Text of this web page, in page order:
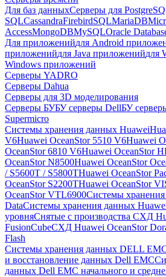
Для баз данныхСерверы для
SQLCassandraFirebirdSQLMariaDB
AccessMongoDBMySQLOracle
Для приложенийдля Android
приложенийдля Java приложенийдля
Windows приложений
Серверы YADRO
Серверы Dahua
Серверы для 3D моделирования
Серверы БУБУ серверы DellБУ
Supermicro
Системы хранения данных Huawei
V6Huawei OceanStor 5510 V6Huawei
OceanStor 6810 V6Huawei OceanStor
OceanStor N8500Huawei OceanStor
/ S5600T / S5800THuawei OceanStor
OceanStor S2200THuawei OceanStor
OceanStor VTL6900Системы
DataСистемы хранения данных
уровняСнятые с производства СХД
FusionCubeСХД Huawei OceanStor
Flash
Системы хранения данных DELL
и восстановление данных Dell EMC
данных Dell EMC начального и